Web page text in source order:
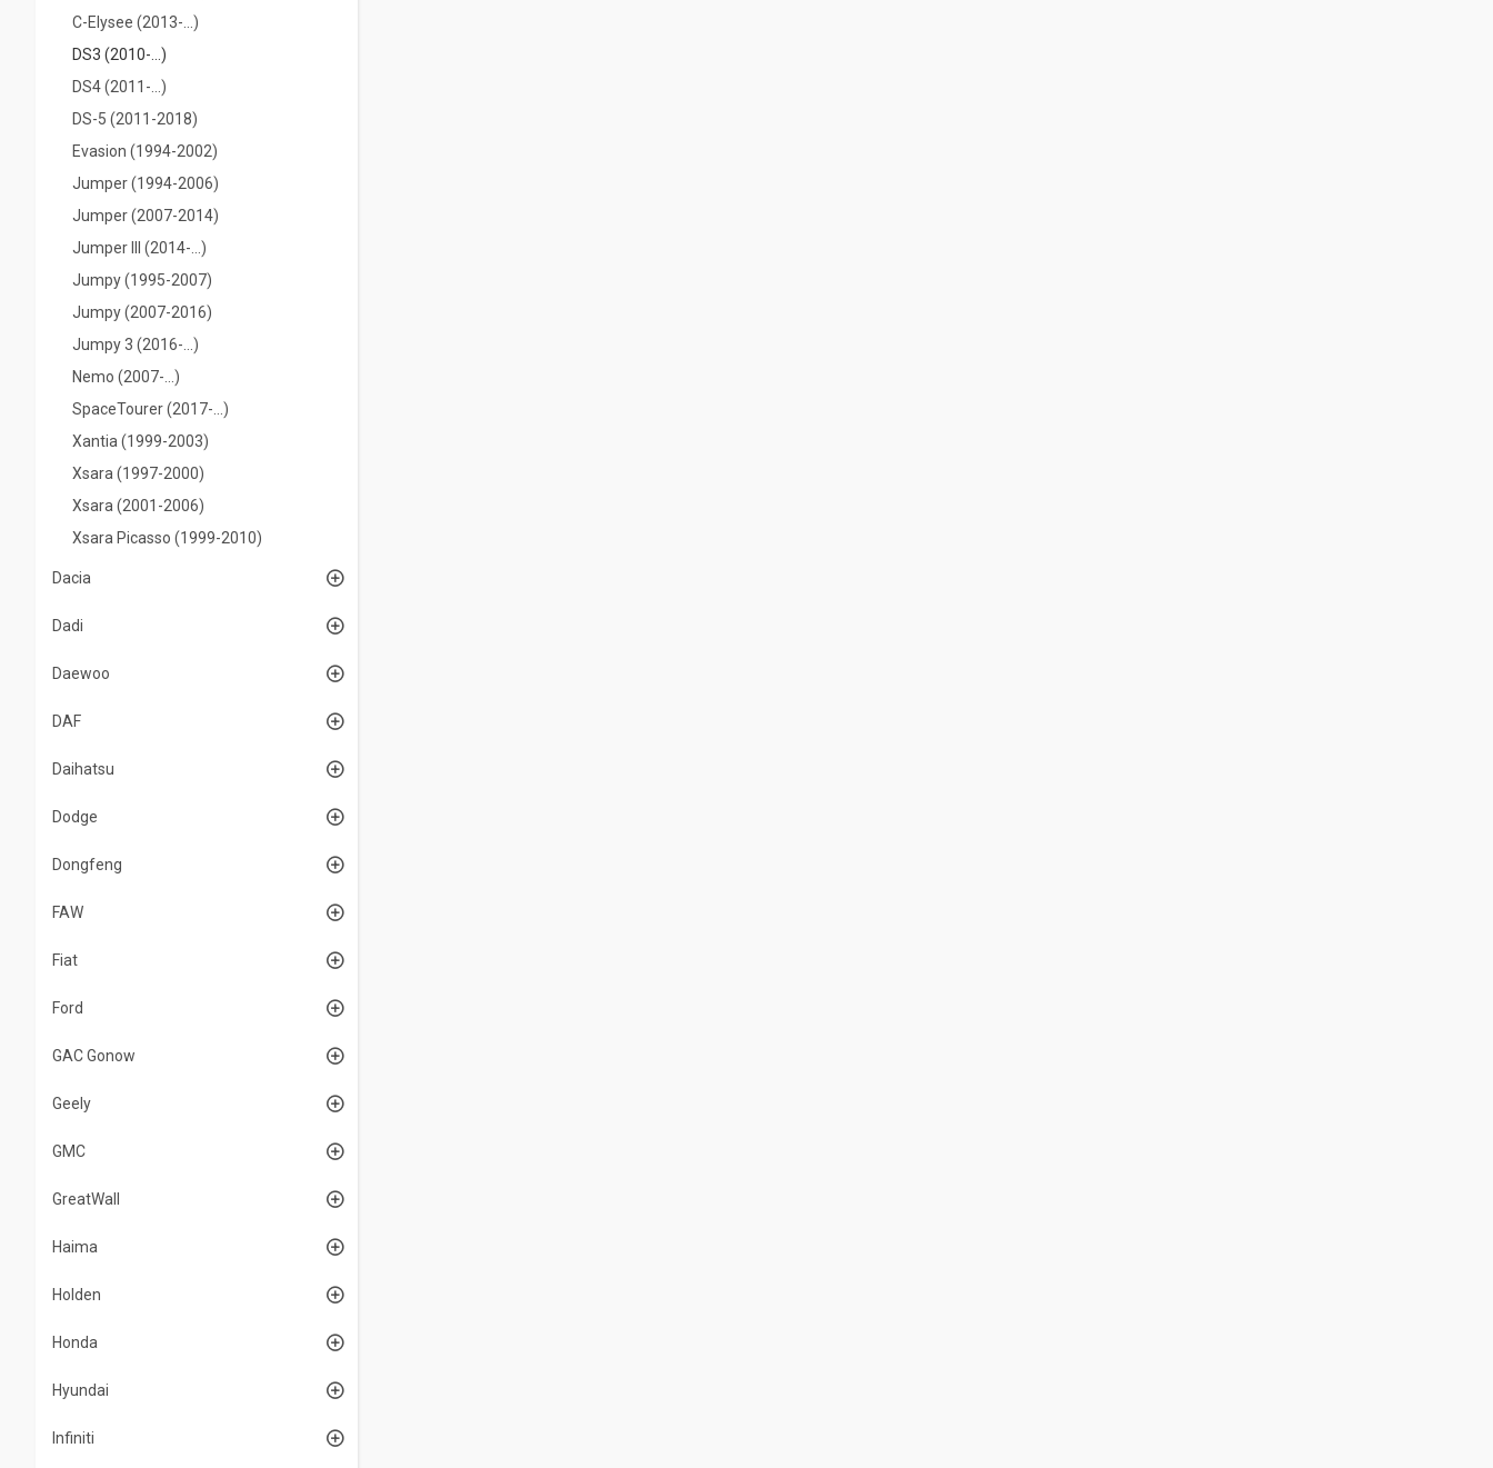
C-Elysee (2013-...)
DS3 (2010-...)
DS4 (2011-...)
DS-5 (2011-2018)
Evasion (1994-2002)
Jumper (1994-2006)
Jumper (2007-2014)
Jumper IIІ (2014-...)
Jumpy (1995-2007)
Jumpy (2007-2016)
Jumpy 3 (2016-...)
Nemo (2007-...)
SpaceTourer (2017-...)
Xantia (1999-2003)
Xsara (1997-2000)
Xsara (2001-2006)
Xsara Picasso (1999-2010)
Dacia
Dadi
Daewoo
DAF
Daihatsu
Dodge
Dongfeng
FAW
Fiat
Ford
GAC Gonow
Geely
GMC
GreatWall
Haima
Holden
Honda
Hyundai
Infiniti